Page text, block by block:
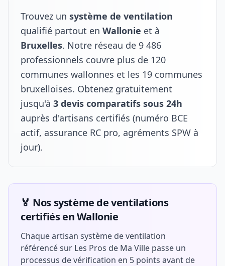
Trouvez un système de ventilation
qualifié partout en Wallonie et à
Bruxelles. Notre réseau de 9 486
professionnels couvre plus de 120
communes wallonnes et les 19 communes
bruxelloises. Obtenez gratuitement
jusqu'à 3 devis comparatifs sous 24h
auprès d'artisans certifiés (numéro BCE
actif, assurance RC pro, agréments SPW à
jour).
🏅 Nos système de ventilations
certifiés en Wallonie
Chaque artisan système de ventilation
référencé sur Les Pros de Ma Ville passe un
processus de vérification en 5 points avant de